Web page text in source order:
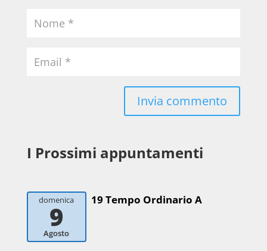
I Prossimi appuntamenti
domenica
9
Agosto
19 Tempo Ordinario A